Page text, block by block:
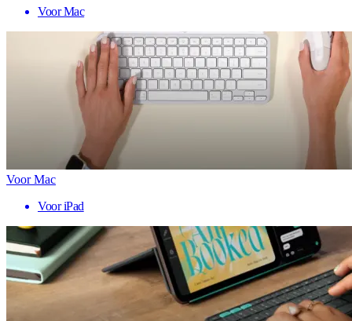
Voor Mac
Voor Mac
Voor iPad